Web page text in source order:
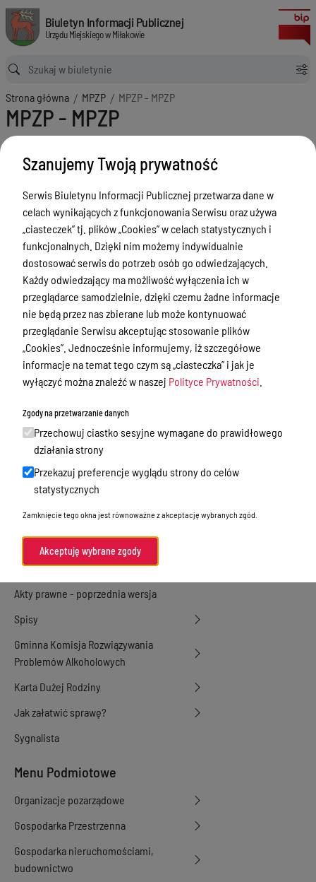
MPZP - MPZP
Biuletyn Informacji Publicznej Urzędu Miejskiego w Miłakowie
Biuletyn Informacji Publicznej
Urzędu Miejskiego w Miłakowie
Ścieżka powrotu
Strona główna MPZP MPZP - MPZP
MPZP - MPZP
Menu Przedmiotowe
Urząd Miejski w Miłakowie
Gmina Miłakowo
Majątek i finanse
Zamówienia publiczne
Urząd Stanu Cywilnego
Ewidencja ludności, dowody osobiste,
działalność gospodarcza
Przetargi
Ogłoszenia
Petycje
Nabór
Dyżury Aptek w Powiecie Ostródzkim
Komunikacja publiczna
Nieodpłatna pomoc prawna
Rada Miejska
Oświadczenia majątkowe
Akty prawne
Akty prawne - poprzednia wersja
Spisy
Gminna Komisja Rozwiązywania
Problemów Alkoholowych
Karta Dużej Rodziny
Jak załatwić sprawę?
Sygnalista
Menu Podmiotowe
Organizacje pozarządowe
Gospodarka Przestrzenna
Gospodarka nieruchomościami,
budownictwo
Szanujemy Twoją prywatność
Serwis Biuletynu Informacji Publicznej przetwarza dane w
celach wynikających z funkcjonowania Serwisu oraz używa
„ciasteczek” tj. plików „Cookies” w celach statystycznych i
funkcjonalnych. Dzięki nim możemy indywidualnie
dostosować serwis do potrzeb osób go odwiedzających.
Każdy odwiedzający ma możliwość wyłączenia ich w
przeglądarce samodzielnie, dzięki czemu żadne informacje
nie będą przez nas zbierane lub może kontynuować
przeglądanie Serwisu akceptując stosowanie plików
„Cookies”. Jednocześnie informujemy, iż szczegółowe
informacje na temat tego czym są „ciasteczka” i jak je
wyłączyć można znaleźć w naszej Polityce Prywatności
Zgody na przetwarzanie danych
Przechowuj ciastko sesyjne wymagane do prawidłowego
działania strony
Przekazuj preferencje wyglądu strony do celów
statystycznych
Zamknięcie tego okna jest równoważne z akceptację wybranych zgód.
Akceptuję wybrane zgody